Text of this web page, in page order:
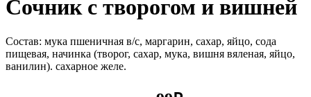
Сочник с творогом и вишней
Состав: мука пшеничная в/с, маргарин, сахар, яйцо, сода
пищевая, начинка (творог, сахар, мука, вишня вяленая, яйцо,
ванилин). сахарное желе.